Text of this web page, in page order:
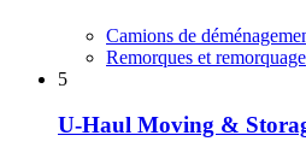
Camions de
Remorques et remorquage
5
U-Haul Moving &